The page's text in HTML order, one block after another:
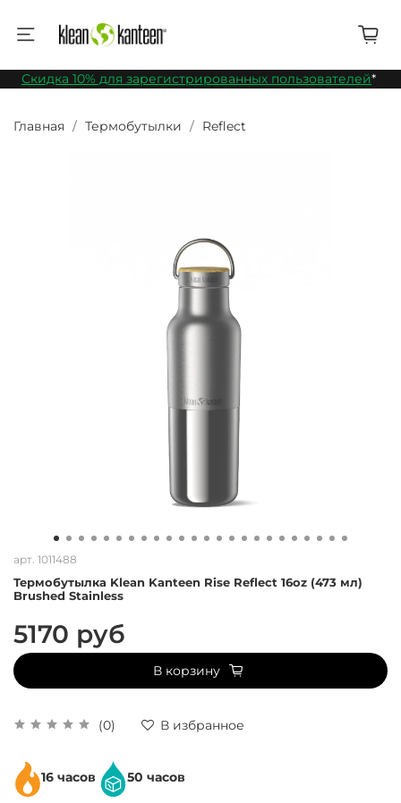
Скидка 10% для зарегистрированных пользователей*
Главная Термобутылки Reflect
арт. 1011488
Термобутылка Klean Kanteen Rise Reflect 16oz (473 мл)
Brushed Stainless
(0) В избранное
5170 руб
В корзину
16 часов 50 часов